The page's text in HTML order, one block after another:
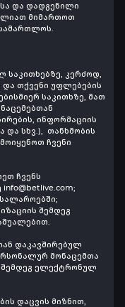
და დადგენილი
მიმართოთ
საკითხებზე, კერძოდ,
და თქვენი უფლებების
საკითხზე, მათ
ინფორმაციის
და სხვ.), თანხმობის
ჩვენი
ჩვენს
info@betlive.com;
შემდეგ
დაკავშირებულ
მონაცემთა
შემდეგ ელექტრონულ
დაცვის მიზნით,